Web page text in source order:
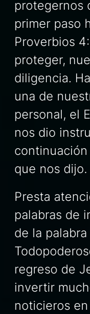
protegernos
primer paso
Proverbios
proteger,
diligencia.
una de
personal, el
nos dio
que nos
Presta
palabras de
de la
regreso de
invertir
noticieros